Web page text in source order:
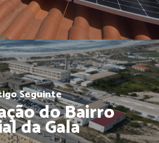
Seguinte
do Bairro
da Gala